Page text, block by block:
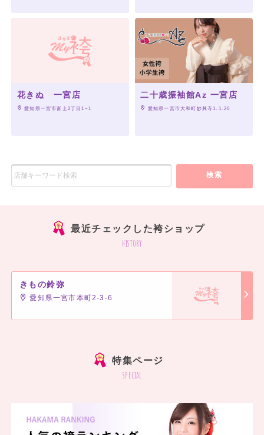
花きぬ 一宮店
愛知県一宮市富士2丁目1−1
二十歳振袖館Az 一宮店
愛知県一宮市大和町妙興寺1-1-20
検索
最近チェックした袴ショップ
history
きもの鈴弥
愛知県一宮市本町2-3-6
特集ページ
special